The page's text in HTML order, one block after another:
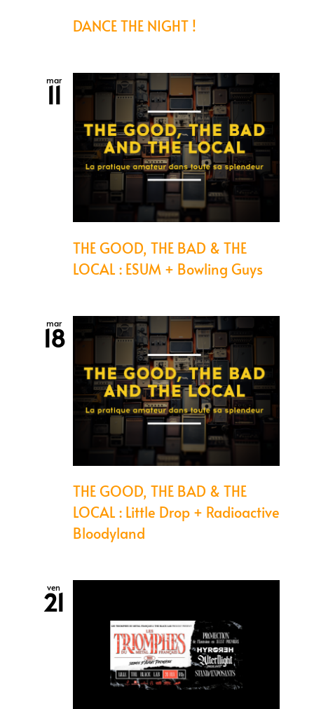
DANCE THE NIGHT !
mar
11
THE GOOD, THE BAD & THE
LOCAL : ESUM + Bowling Guys
mar
18
THE GOOD, THE BAD & THE
LOCAL : Little Drop + Radioactive
Bloodyland
ven
21